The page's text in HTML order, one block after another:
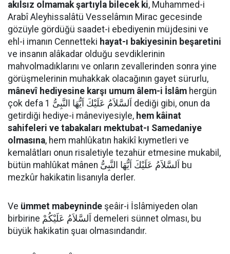
akılsız olmamak şartıyla bilecek ki, Muhammed-i
Arabî Aleyhissalâtü Vesselâmın Mirac gecesinde
gözüyle gördüğü saadet-i ebediyenin müjdesini ve
ehl-i imanın Cennetteki hayat-ı bakiyesinin beşaretini
ve insanın alâkadar olduğu sevdiklerinin
mahvolmadıklarını ve onların zevallerinden sonra yine
görüşmelerinin muhakkak olacağının gayet sürurlu,
mânevî hediyesine karşı umum âlem-i İslâm hergün
çok defa اَلسَّلاَمُ عَلَيْكَ اَيُّهَا النَّبِىُّ 1 dediği gibi, onun da
getirdiği hediye-i mâneviyesiyle, hem kâinat
sahifeleri ve tabakaları mektubat-ı Samedaniye
olmasına, hem mahlûkatın hakikî kıymetleri ve
kemalâtları onun risaletiyle tezahür etmesine mukabil,
bütün mahlûkat mânen اَلسَّلاَمُ عَلَيْكَ اَيُّهَا النَّبِىُّ bu
mezkûr hakikatin lisanıyla derler.
Ve ümmet mabeyninde şeâir-i İslâmiyeden olan
birbirine اَلسَّلاَمُ عَلَيْكُمْ demeleri sünnet olması, bu
büyük hakikatin şuaı olmasındandır.